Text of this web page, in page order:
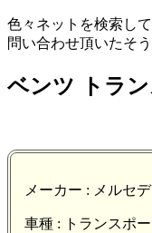
色々ネットを検索し
問い合わせ頂いたそ
ベンツ トラ
メーカー : メルセ
車種 : トランスポ